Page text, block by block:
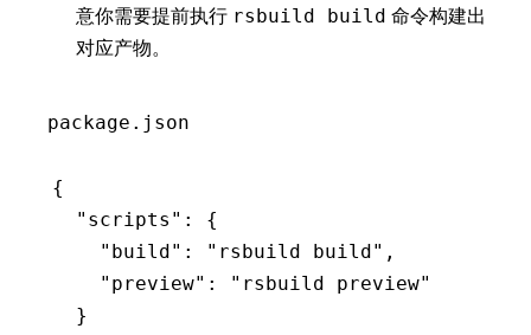
意你需要提前执行 rsbuild build 命令构建出
对应产物。
package.json
{
  "scripts"
:
{
    "build"
: "rsbuild build" ,
    "preview"
:
"rsbuild preview"
  }